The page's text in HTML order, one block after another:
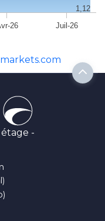
26 Juil-26
1,12
-